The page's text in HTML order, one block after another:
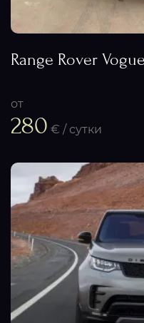
Range Rover Vogue
от
280 € / сутки